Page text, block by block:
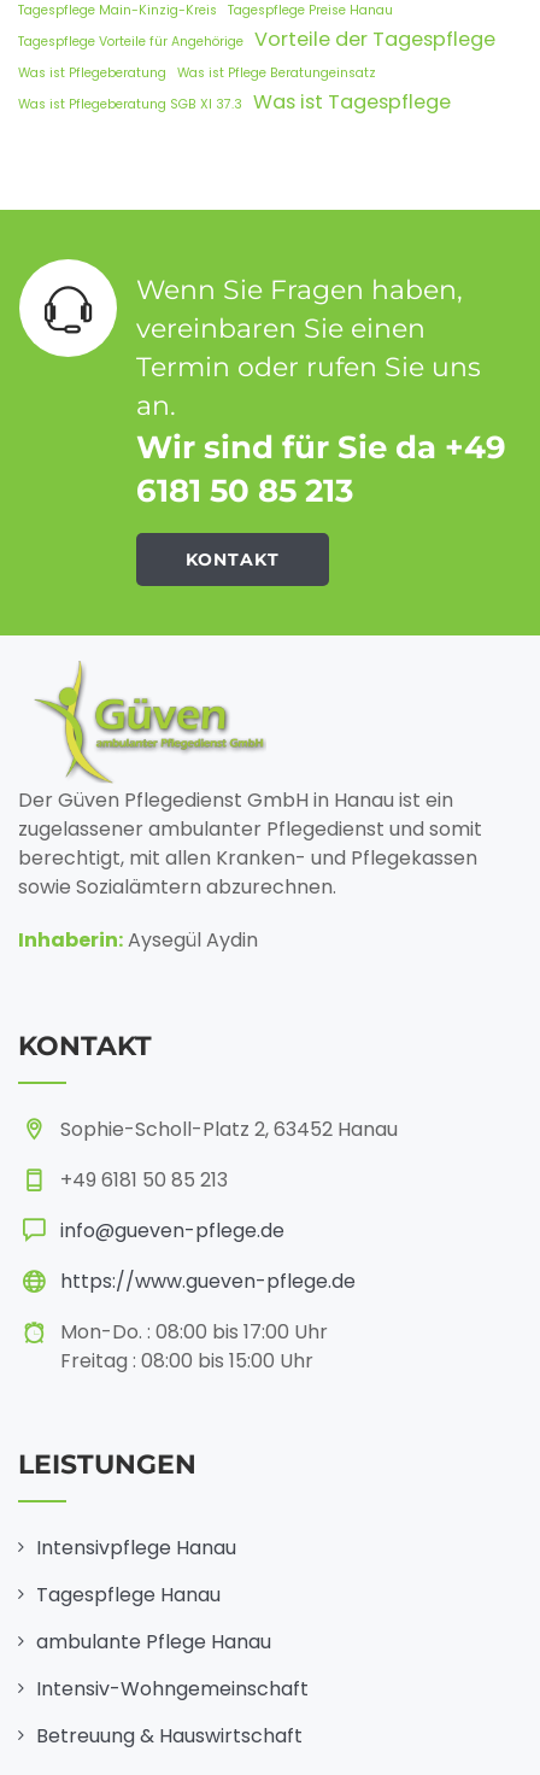
Tagespflege Main-Kinzig-Kreis
Tagespflege Preise Hanau
Tagespflege Vorteile für Angehörige Vorteile der Tagespflege
Was ist Pflegeberatung
Was ist Pflege Beratungeinsatz
Was ist Pflegeberatung SGB XI 37.3
Was ist Tagespflege
Wenn Sie Fragen haben,
vereinbaren Sie einen
Termin oder rufen Sie uns
an.
Wir sind für Sie da +49
6181 50 85 213
KONTAKT
Der Güven Pflegedienst GmbH in Hanau ist ein
zugelassener ambulanter Pflegedienst und somit
berechtigt, mit allen Kranken- und Pflegekassen
sowie Sozialämtern abzurechnen.
Inhaberin:Aysegül Aydin
KONTAKT
Sophie-Scholl-Platz 2, 63452 Hanau
+49 6181 50 85 213
info@gueven-pflege.de
https://www.gueven-pflege.de
Mon-Do. : 08:00 bis 17:00 Uhr
Freitag : 08:00 bis 15:00 Uhr
LEISTUNGEN
Intensivpflege Hanau
Tagespflege Hanau
ambulante Pflege Hanau
Intensiv-Wohngemeinschaft
Betreuung & Hauswirtschaft